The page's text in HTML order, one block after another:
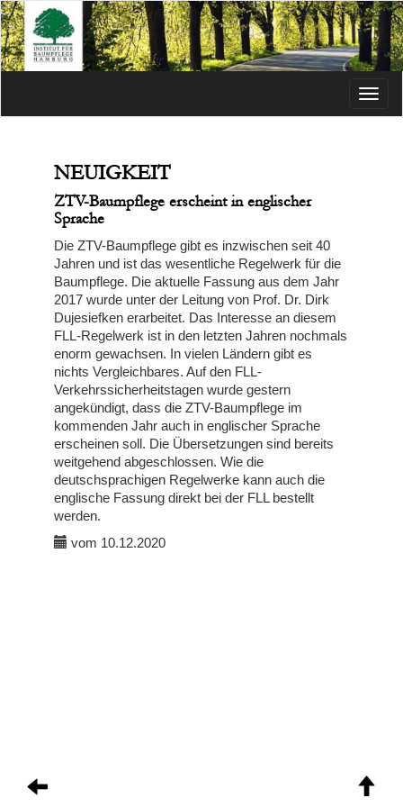
Menü
NEUIGKEIT
ZTV-Baumpflege erscheint in englischer
Sprache
Die ZTV-Baumpflege gibt es inzwischen seit 40
Jahren und ist das wesentliche Regelwerk für die
Baumpflege. Die aktuelle Fassung aus dem Jahr
2017 wurde unter der Leitung von Prof. Dr. Dirk
Dujesiefken erarbeitet. Das Interesse an diesem
FLL-Regelwerk ist in den letzten Jahren nochmals
enorm gewachsen. In vielen Ländern gibt es
nichts Vergleichbares. Auf den FLL-
Verkehrssicherheitstagen wurde gestern
angekündigt, dass die ZTV-Baumpflege im
kommenden Jahr auch in englischer Sprache
erscheinen soll. Die Übersetzungen sind bereits
weitgehend abgeschlossen. Wie die
deutschsprachigen Regelwerke kann auch die
englische Fassung direkt bei der FLL bestellt
werden.
vom 10.12.2020